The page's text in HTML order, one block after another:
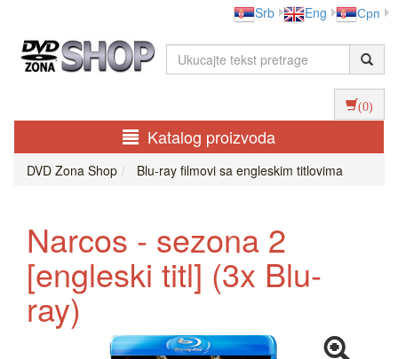
Srb Eng Срп
(0)
Katalog proizvoda
DVD Zona Shop Blu-ray filmovi sa engleskim titlovima
Narcos - sezona 2
[engleski titl] (3x Blu-
ray)